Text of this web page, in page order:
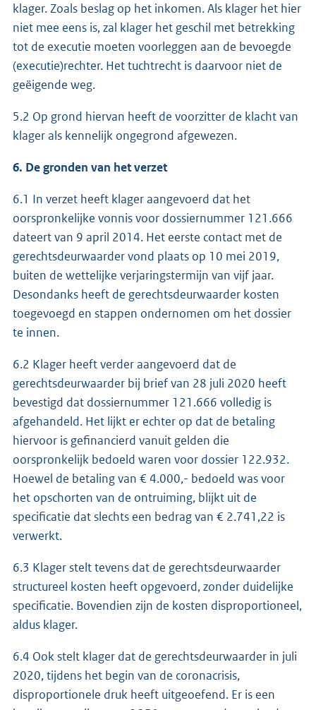
klager. Zoals beslag op het inkomen. Als klager het hier
niet mee eens is, zal klager het geschil met betrekking
tot de executie moeten voorleggen aan de bevoegde
(executie)rechter. Het tuchtrecht is daarvoor niet de
geëigende weg.
5.2 Op grond hiervan heeft de voorzitter de klacht van
klager als kennelijk ongegrond afgewezen.
6. De gronden van het verzet
6.1 In verzet heeft klager aangevoerd dat het
oorspronkelijke vonnis voor dossiernummer 121.666
dateert van 9 april 2014. Het eerste contact met de
gerechtsdeurwaarder vond plaats op 10 mei 2019,
buiten de wettelijke verjaringstermijn van vijf jaar.
Desondanks heeft de gerechtsdeurwaarder kosten
toegevoegd en stappen ondernomen om het dossier
te innen.
6.2 Klager heeft verder aangevoerd dat de
gerechtsdeurwaarder bij brief van 28 juli 2020 heeft
bevestigd dat dossiernummer 121.666 volledig is
afgehandeld. Het lijkt er echter op dat de betaling
hiervoor is gefinancierd vanuit gelden die
oorspronkelijk bedoeld waren voor dossier 122.932.
Hoewel de betaling van € 4.000,- bedoeld was voor
het opschorten van de ontruiming, blijkt uit de
specificatie dat slechts een bedrag van € 2.741,22 is
verwerkt.
6.3 Klager stelt tevens dat de gerechtsdeurwaarder
structureel kosten heeft opgevoerd, zonder duidelijke
specificatie. Bovendien zijn de kosten disproportioneel,
aldus klager.
6.4 Ook stelt klager dat de gerechtsdeurwaarder in juli
2020, tijdens het begin van de coronacrisis,
disproportionele druk heeft uitgeoefend. Er is een